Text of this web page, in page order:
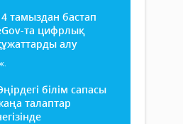
тамыздан бастап
та цифрлық
алу
білім сапасы
талаптар